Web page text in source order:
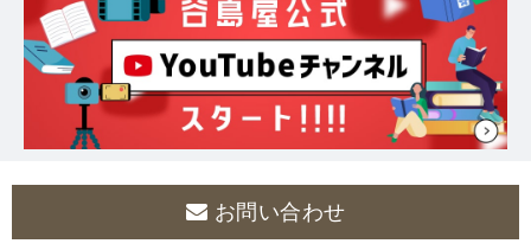
お問い合わせ